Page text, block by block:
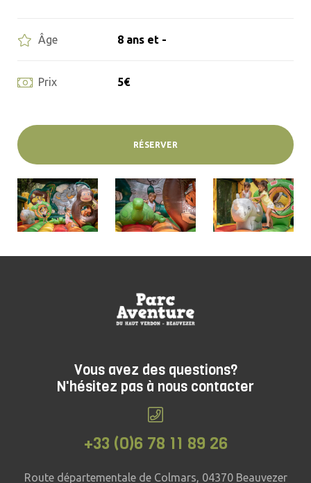
Âge 8 ans et -
Prix 5€
RÉSERVER
Vous avez des questions?
N'hésitez pas à nous contacter
+33 (0)6 78 11 89 26
Route départementale de Colmars, 04370 Beauvezer